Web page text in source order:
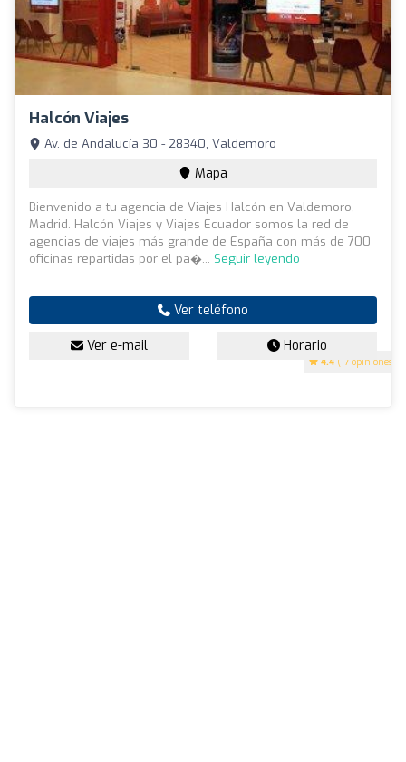
Halcón Viajes
4.4 (17 opiniones)
Av. de Andalucía 30 - 28340, Valdemoro
Mapa
Bienvenido a tu agencia de Viajes Halcón en Valdemoro,
Madrid. Halcón Viajes y Viajes Ecuador somos la red de
agencias de viajes más grande de España con más de 700
oficinas repartidas por el pa�... Seguir leyendo
Ver teléfono
Ver e-mail Horario